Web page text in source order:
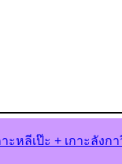
ะหลีเป๊ะ + เกาะลังก